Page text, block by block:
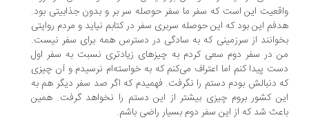
این است که سفر ما سفر حوصله سر بر و بدون جذابیتی بود.
این بود که این حوصله سربری سفر در کتابم نیاید و مردم روایتی
از سرزمینی که به سادگی در دسترس همه برای سفر نیست.
در سفر دوم سعی کردم به چیزهای زیادتری نسبت به سفر اول
پیدا کنم اما اعتراف می‌کنم که به خواسته‌ام نرسیدم و آن چیزی
دنبالش بودم دستم را نگرفت. فهمیدم که اگر صد سفر دیگر هم به
کشور بروم چیزی بیشتر از این دستم را نخواهد گرفت. همین
شد که از این سفر دوم بسیار راضی باشم.